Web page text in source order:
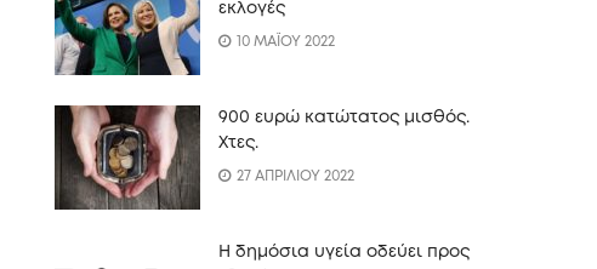
εκλογές
10 ΜΑΪΟΥ 2022
900 ευρώ κατώτατος μισθός.
Xτες.
27 ΑΠΡΙΛΙΟΥ 2022
Η δημόσια υγεία οδεύει προς